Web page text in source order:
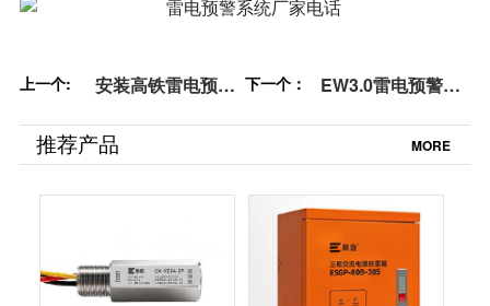
上一个:
安装高铁雷电预警
之90的人都错了[杭
州易造]
下一个：
EW3.0雷电预警系
推荐产品 MORE